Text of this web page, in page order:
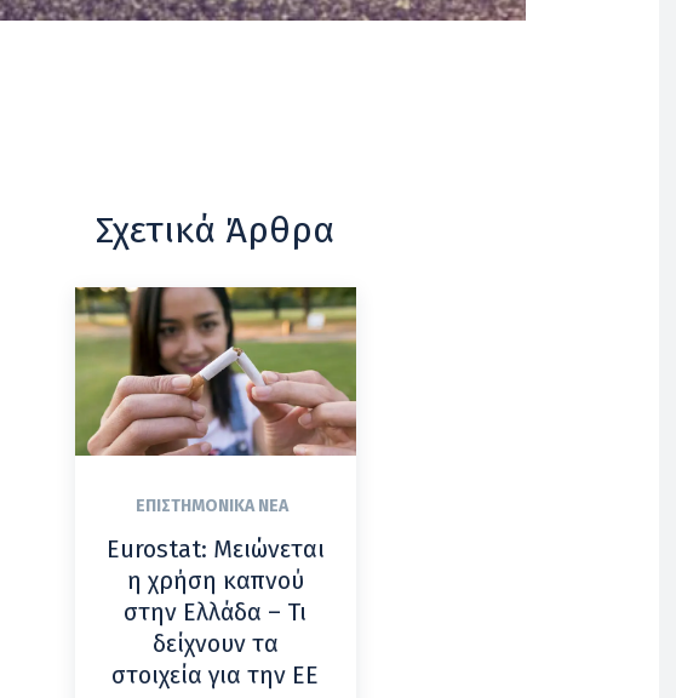
Σχετικά Άρθρα
ΕΠΙΣΤΗΜΟΝΙΚΆ ΝΈΑ
Eurostat: Μειώνεται
η χρήση καπνού
στην Ελλάδα – Τι
δείχνουν τα
στοιχεία για την ΕΕ